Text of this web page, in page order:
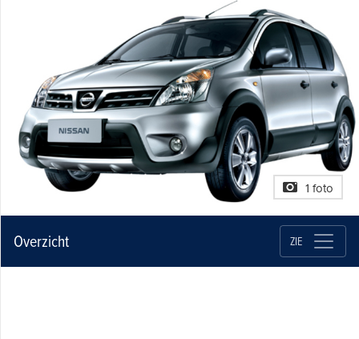
1 foto
Overzicht ZIE